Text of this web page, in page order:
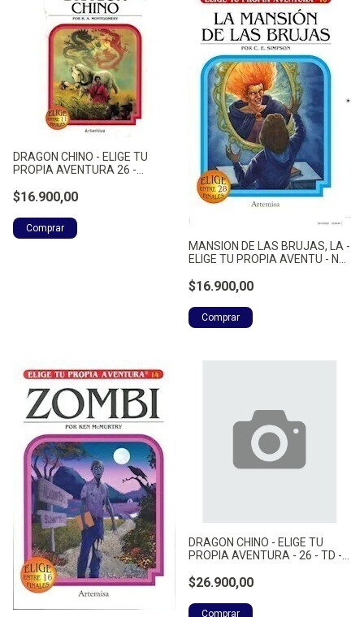
DRAGON CHINO - ELIGE TU
PROPIA AVENTURA 26 -
$16.900,00
MANSION DE LAS BRUJAS, LA -
ELIGE TU PROPIA AVENTU - NO
$16.900,00
DRAGON CHINO - ELIGE TU
PROPIA AVENTURA - 26 - TD -
$26.900,00